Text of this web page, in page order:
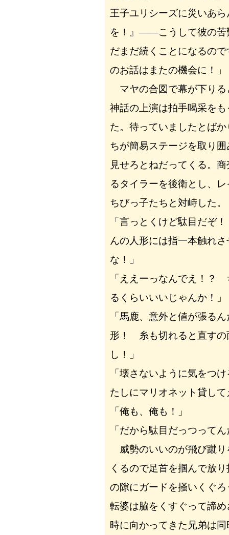
王子ユリシーズに災いあら
を！』――こうして彼の苦
だまだ続くことになるの
のお話はまたの機会に！」
マヤの合図で幕が下りる
神話の上演は拍手喝采を
た。待っていましたとば
ちが簡易ステージを取り
見せろとねだってくる。
るタイラーを後衛とし、
ちびっ子たちと対峙した。
「言っとくけど駄目だぞ
んの人形には指一本触れ
な！」
「ええーっなんでえ！？
るくらいいいじゃんか！」
「馬鹿、意外と値が張る
形！ 糸も切れると直すの
し！」
「壊さないように気をつ
たしにマリオネット貸して
「俺も、俺も！」
「だから駄目だっつって
威勢のいいのが飛び蹴り
くるので足首を掴んで放
の隙にガードを掻いくぐ
転婆は脇をくすぐって諦
時に向かってきた兄弟は